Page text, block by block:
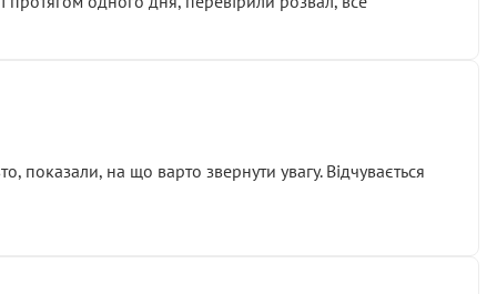
на що варто звернути увагу. Відчувається